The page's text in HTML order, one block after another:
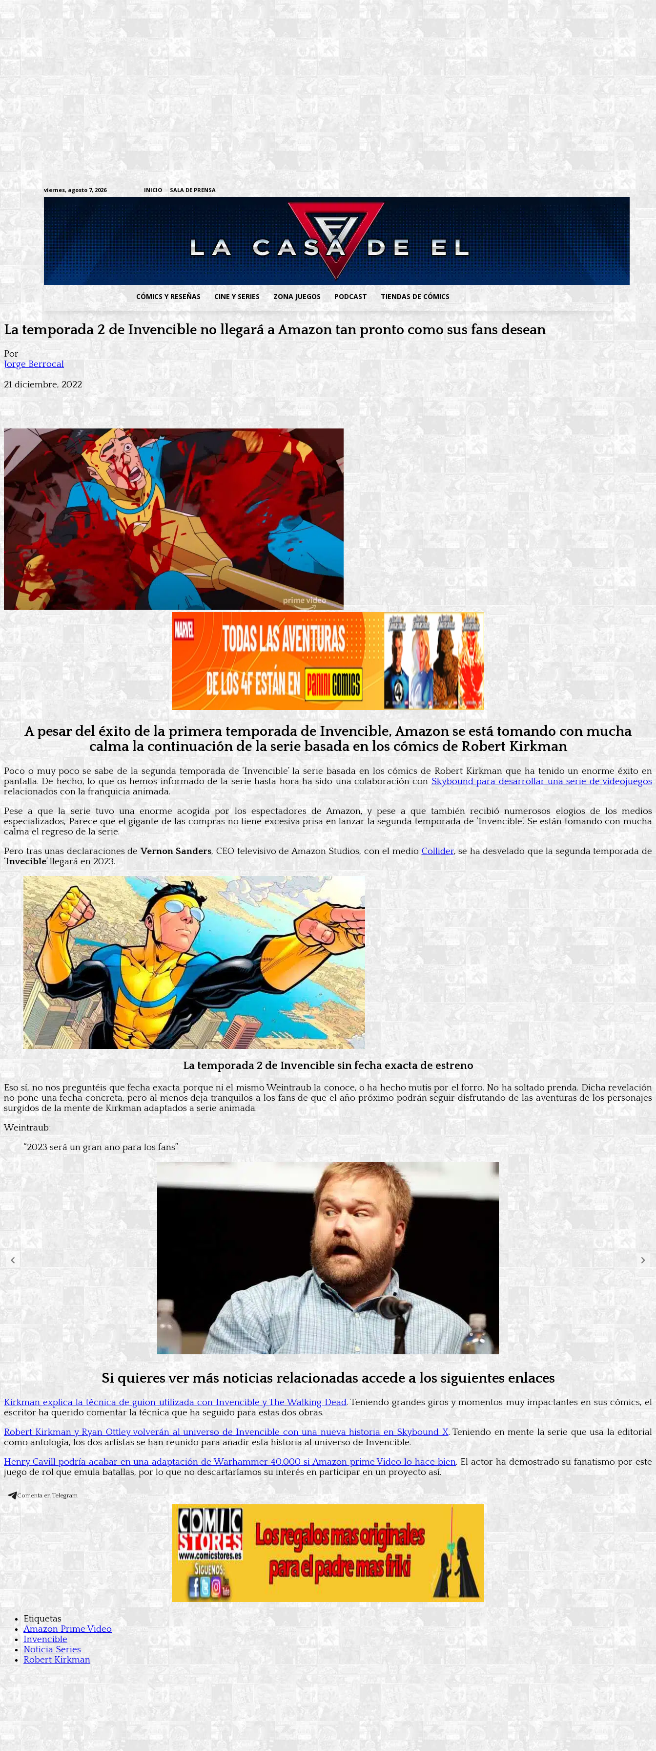
viernes, agosto 7, 2026 INICIO SALA DE PRENSA
CÓMICS Y RESEÑAS CINE Y SERIES ZONA JUEGOS PODCAST TIENDAS DE CÓMICS
La temporada 2 de Invencible no llegará a Amazon tan pronto como sus fans desean
Por
Jorge Berrocal
-
21 diciembre, 2022
A pesar del éxito de la primera temporada de Invencible, Amazon se está tomando con mucha
calma la continuación de la serie basada en los cómics de Robert Kirkman
Poco o muy poco se sabe de la segunda temporada de ‘Invencible’ la serie basada en los cómics de Robert Kirkman que ha tenido un enorme éxito en
pantalla. De hecho, lo que os hemos informado de la serie hasta hora ha sido una colaboración con Skybound para desarrollar una serie de videojuegos
relacionados con la franquicia animada.
Pese a que la serie tuvo una enorme acogida por los espectadores de Amazon, y pese a que también recibió numerosos elogios de los medios
especializados, Parece que el gigante de las compras no tiene excesiva prisa en lanzar la segunda temporada de ‘Invencible’. Se están tomando con mucha
calma el regreso de la serie.
Pero tras unas declaraciones deVernon Sanders, CEO televisivo de Amazon Studios, con el medio Collider, se ha desvelado que la segunda temporada de
‘Invecible’ llegará en 2023.
La temporada 2 de Invencible sin fecha exacta de estreno
Eso sí, no nos preguntéis que fecha exacta porque ni el mismo Weintraub la conoce, o ha hecho mutis por el forro. No ha soltado prenda. Dicha revelación
no pone una fecha concreta, pero al menos deja tranquilos a los fans de que el año próximo podrán seguir disfrutando de las aventuras de los personajes
surgidos de la mente de Kirkman adaptados a serie animada.
Weintraub:
“2023 será un gran año para los fans”
Si quieres ver más noticias relacionadas accede a los siguientes enlaces
Kirkman explica la técnica de guion utilizada con Invencible y The Walking Dead. Teniendo grandes giros y momentos muy impactantes en sus cómics, el
escritor ha querido comentar la técnica que ha seguido para estas dos obras.
Robert Kirkman y Ryan Ottley volverán al universo de Invencible con una nueva historia en Skybound X. Teniendo en mente la serie que usa la editorial
como antología, los dos artistas se han reunido para añadir esta historia al universo de Invencible.
Henry Cavill podría acabar en una adaptación de Warhammer 40.000 si Amazon prime Video lo hace bien. El actor ha demostrado su fanatismo por este
juego de rol que emula batallas, por lo que no descartaríamos su interés en participar en un proyecto así.
Comenta en Telegram
Etiquetas
Amazon Prime Video
Invencible
Noticia Series
Robert Kirkman